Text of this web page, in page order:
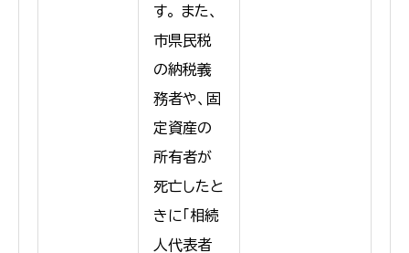
す。 また、
市県民税
の納税義
務者や、固
定資産の
所有者が
死亡したと
きに「相続
人代表者